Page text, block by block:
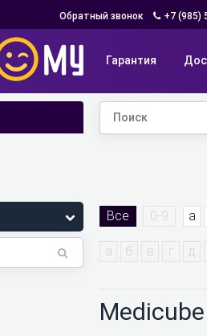
Обратный звонок +7 (985)
Гарантия
Все 0-9 a
а б в г д
Medicube